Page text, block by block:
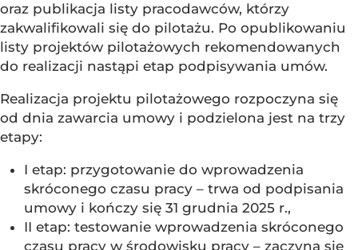
oraz publikacja listy pracodawców, którzy
zakwalifikowali się do pilotażu. Po opublikowaniu
listy projektów pilotażowych rekomendowanych
do realizacji nastąpi etap podpisywania umów.
Realizacja projektu pilotażowego rozpoczyna się
od dnia zawarcia umowy i podzielona jest na trzy
etapy:
I etap: przygotowanie do wprowadzenia
skróconego czasu pracy – trwa od podpisania
umowy i kończy się 31 grudnia 2025 r.,
II etap: testowanie wprowadzenia skróconego
czasu pracy w środowisku pracy – zaczyna się